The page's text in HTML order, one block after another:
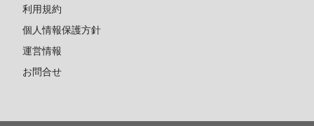
利用規約
個人情報保護方針
運営情報
お問合せ